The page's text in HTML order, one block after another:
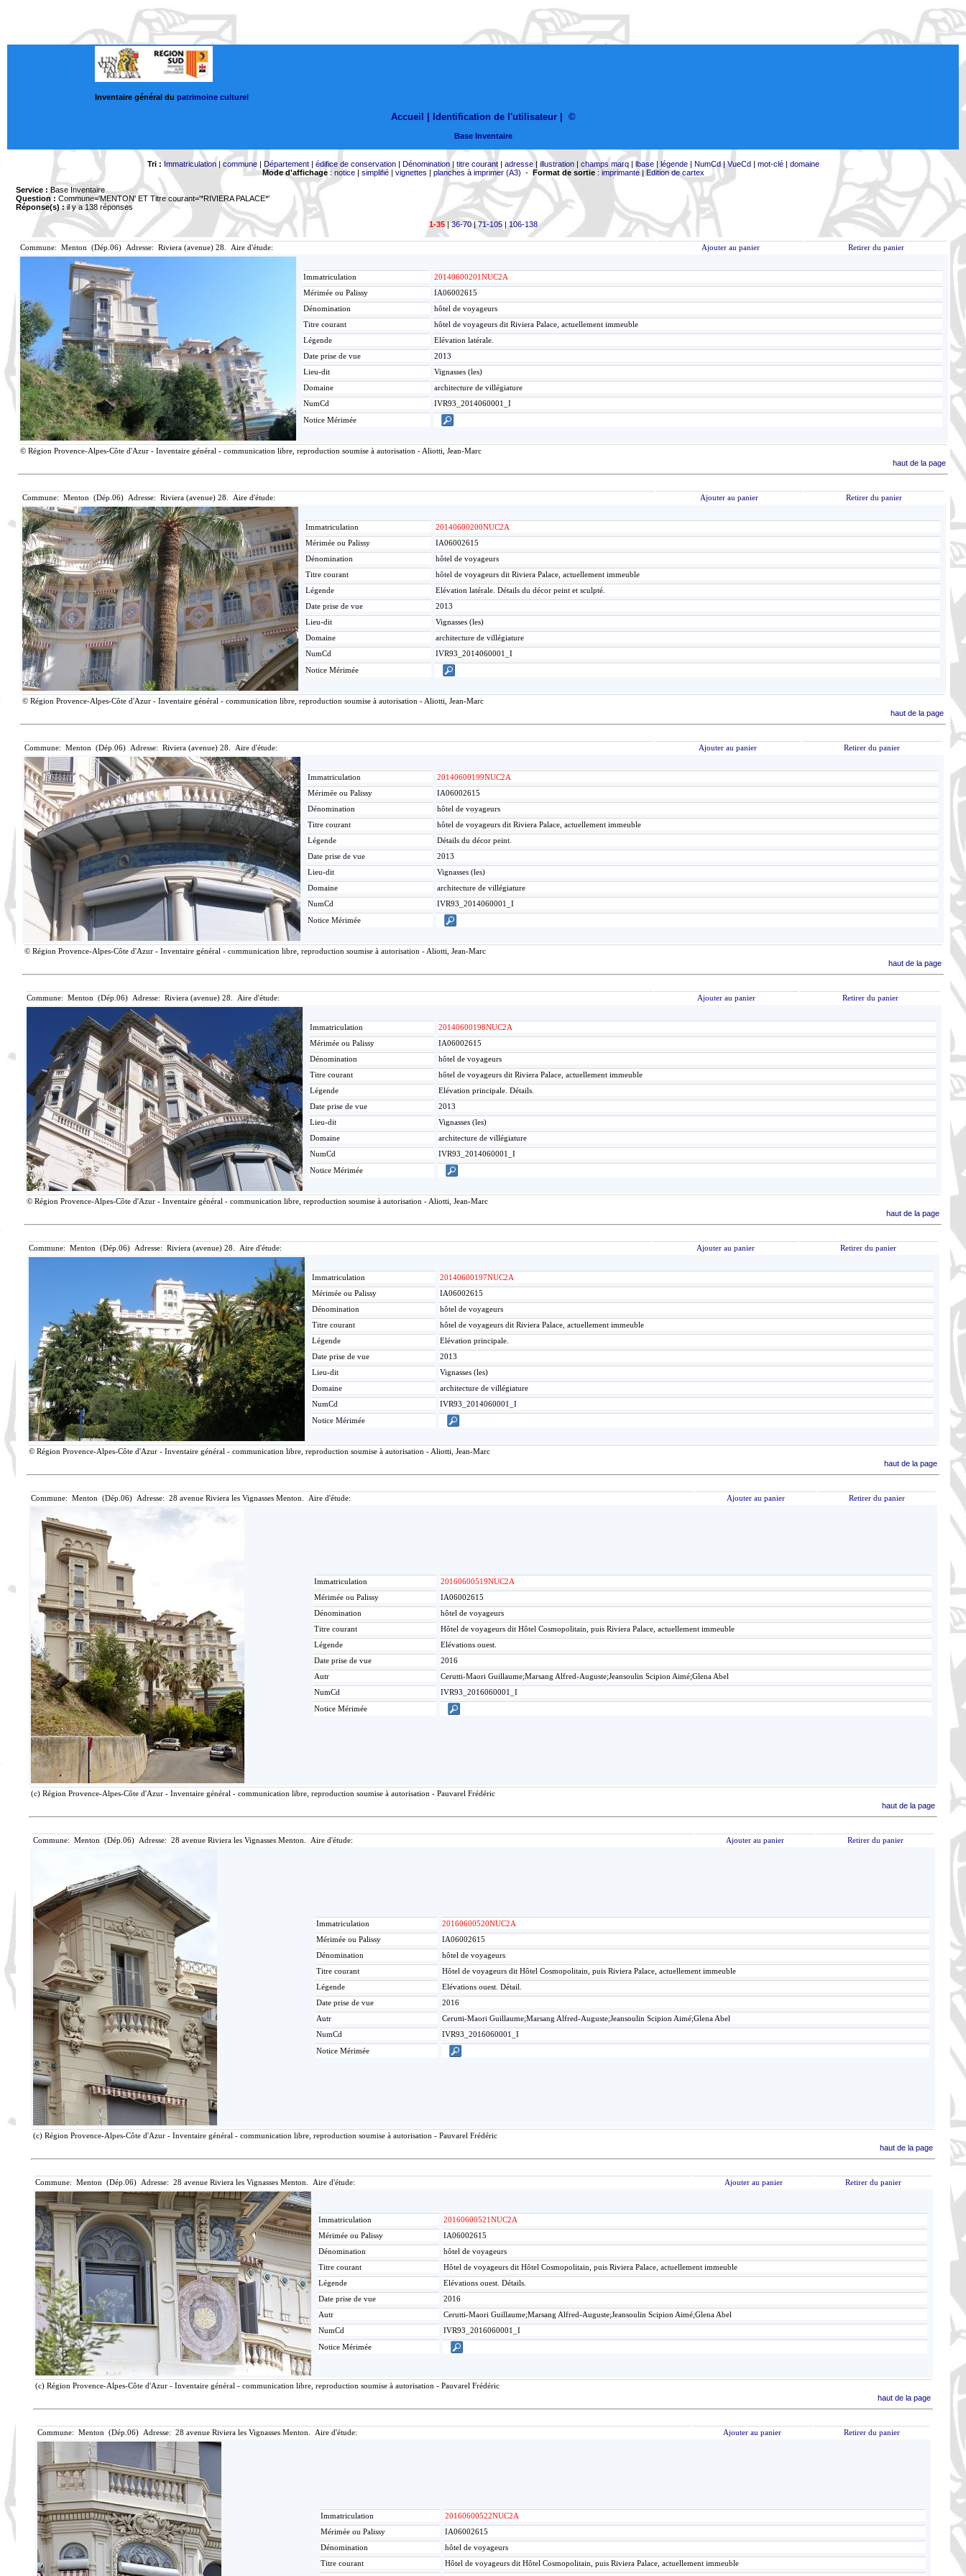
Inventaire général du patrimoine culturel
Accueil | Identification de l'utilisateur ©
Base Inventaire
Tri : Immatriculation|commune| Département| édifice de conservation| Dénomination| titre courant| adresse| illustration| champs marq| lbase| légende| NumCd|VueCd| mot-clé| domaine
Mode d'affichage: notice| simplifié| vignettes | planches à imprimer (A3) - Format de sortie: imprimante|Edition de cartex
Service : Base Inventaire
Question : Commune='MENTON' ET Titre courant='*RIVIERA PALACE*'
Réponse(s) :il y a 138 réponses
1-35|36-70|71-105| 106-138
Commune: Menton (Dép.06) Adresse: Riviera (avenue) 28. Aire d'étude: Ajouter au panier Retirer du panier
Immatriculation
20140600201NUC2A
Mérimée ou Palissy
IA06002615
Dénomination
hôtel de voyageurs
Titre courant
hôtel de voyageurs dit Riviera Palace, actuellement immeuble
Légende
Elévation latérale.
Date prise de vue
2013
Lieu-dit
Vignasses (les)
Domaine
architecture de villégiature
NumCd
IVR93_2014060001_I
Notice Mérimée
© Région Provence-Alpes-Côte d'Azur - Inventaire général - communication libre, reproduction soumise à autorisation - Aliotti, Jean-Marc
haut de la page
Commune: Menton (Dép.06) Adresse: Riviera (avenue) 28. Aire d'étude: Ajouter au panier Retirer du panier
Immatriculation
20140600200NUC2A
Mérimée ou Palissy
IA06002615
Dénomination
hôtel de voyageurs
Titre courant
hôtel de voyageurs dit Riviera Palace, actuellement immeuble
Légende
Elévation latérale. Détails du décor peint et sculpté.
Date prise de vue
2013
Lieu-dit
Vignasses (les)
Domaine
architecture de villégiature
NumCd
IVR93_2014060001_I
Notice Mérimée
© Région Provence-Alpes-Côte d'Azur - Inventaire général - communication libre, reproduction soumise à autorisation - Aliotti, Jean-Marc
haut de la page
Commune: Menton (Dép.06) Adresse: Riviera (avenue) 28. Aire d'étude: Ajouter au panier Retirer du panier
Immatriculation
20140600199NUC2A
Mérimée ou Palissy
IA06002615
Dénomination
hôtel de voyageurs
Titre courant
hôtel de voyageurs dit Riviera Palace, actuellement immeuble
Légende
Détails du décor peint.
Date prise de vue
2013
Lieu-dit
Vignasses (les)
Domaine
architecture de villégiature
NumCd
IVR93_2014060001_I
Notice Mérimée
© Région Provence-Alpes-Côte d'Azur - Inventaire général - communication libre, reproduction soumise à autorisation - Aliotti, Jean-Marc
haut de la page
Commune: Menton (Dép.06) Adresse: Riviera (avenue) 28. Aire d'étude: Ajouter au panier Retirer du panier
Immatriculation
20140600198NUC2A
Mérimée ou Palissy
IA06002615
Dénomination
hôtel de voyageurs
Titre courant
hôtel de voyageurs dit Riviera Palace, actuellement immeuble
Légende
Elévation principale. Détails.
Date prise de vue
2013
Lieu-dit
Vignasses (les)
Domaine
architecture de villégiature
NumCd
IVR93_2014060001_I
Notice Mérimée
© Région Provence-Alpes-Côte d'Azur - Inventaire général - communication libre, reproduction soumise à autorisation - Aliotti, Jean-Marc
haut de la page
Commune: Menton (Dép.06) Adresse: Riviera (avenue) 28. Aire d'étude: Ajouter au panier Retirer du panier
Immatriculation
20140600197NUC2A
Mérimée ou Palissy
IA06002615
Dénomination
hôtel de voyageurs
Titre courant
hôtel de voyageurs dit Riviera Palace, actuellement immeuble
Légende
Elévation principale.
Date prise de vue
2013
Lieu-dit
Vignasses (les)
Domaine
architecture de villégiature
NumCd
IVR93_2014060001_I
Notice Mérimée
© Région Provence-Alpes-Côte d'Azur - Inventaire général - communication libre, reproduction soumise à autorisation - Aliotti, Jean-Marc
haut de la page
Commune: Menton (Dép.06) Adresse: 28 avenue Riviera les Vignasses Menton. Aire d'étude: Ajouter au panier Retirer du panier
Immatriculation
20160600519NUC2A
Mérimée ou Palissy
IA06002615
Dénomination
hôtel de voyageurs
Titre courant
Hôtel de voyageurs dit Hôtel Cosmopolitain, puis Riviera Palace, actuellement immeuble
Légende
Elévations ouest.
Date prise de vue
2016
Autr
Cerutti-Maori Guillaume;Marsang Alfred-Auguste;Jeansoulin Scipion Aimé;Glena Abel
NumCd
IVR93_2016060001_I
Notice Mérimée
(c) Région Provence-Alpes-Côte d'Azur - Inventaire général - communication libre, reproduction soumise à autorisation - Pauvarel Frédéric
haut de la page
Commune: Menton (Dép.06) Adresse: 28 avenue Riviera les Vignasses Menton. Aire d'étude: Ajouter au panier Retirer du panier
Immatriculation
20160600520NUC2A
Mérimée ou Palissy
IA06002615
Dénomination
hôtel de voyageurs
Titre courant
Hôtel de voyageurs dit Hôtel Cosmopolitain, puis Riviera Palace, actuellement immeuble
Légende
Elévations ouest. Détail.
Date prise de vue
2016
Autr
Cerutti-Maori Guillaume;Marsang Alfred-Auguste;Jeansoulin Scipion Aimé;Glena Abel
NumCd
IVR93_2016060001_I
Notice Mérimée
(c) Région Provence-Alpes-Côte d'Azur - Inventaire général - communication libre, reproduction soumise à autorisation - Pauvarel Frédéric
haut de la page
Commune: Menton (Dép.06) Adresse: 28 avenue Riviera les Vignasses Menton. Aire d'étude: Ajouter au panier Retirer du panier
Immatriculation
20160600521NUC2A
Mérimée ou Palissy
IA06002615
Dénomination
hôtel de voyageurs
Titre courant
Hôtel de voyageurs dit Hôtel Cosmopolitain, puis Riviera Palace, actuellement immeuble
Légende
Elévations ouest. Détails.
Date prise de vue
2016
Autr
Cerutti-Maori Guillaume;Marsang Alfred-Auguste;Jeansoulin Scipion Aimé;Glena Abel
NumCd
IVR93_2016060001_I
Notice Mérimée
(c) Région Provence-Alpes-Côte d'Azur - Inventaire général - communication libre, reproduction soumise à autorisation - Pauvarel Frédéric
haut de la page
Commune: Menton (Dép.06) Adresse: 28 avenue Riviera les Vignasses Menton. Aire d'étude: Ajouter au panier Retirer du panier
Immatriculation
20160600522NUC2A
Mérimée ou Palissy
IA06002615
Dénomination
hôtel de voyageurs
Titre courant
Hôtel de voyageurs dit Hôtel Cosmopolitain, puis Riviera Palace, actuellement immeuble